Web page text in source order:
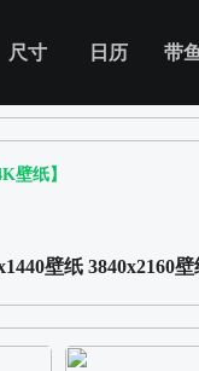
尺寸 日历 带
壁纸】
壁纸 3840x2160壁